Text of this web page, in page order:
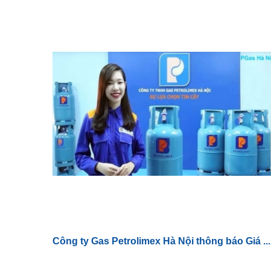
Công ty Gas Petrolimex Hà Nội thông báo Giá ...